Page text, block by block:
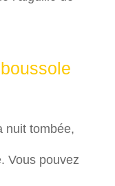
nuit tombée,
Vous pouvez